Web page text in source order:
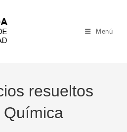
Menú
resueltos
Química